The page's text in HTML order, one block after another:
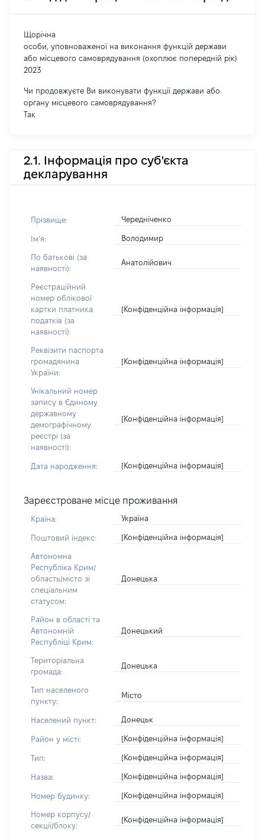
Щорічна
особи, уповноваженої на виконання функцій держави
або місцевого самоврядування (охоплює попередній рік)
2023
Чи продовжуєте Ви виконувати функції держави або
органу місцевого самоврядування?
Так
2.1. Інформація про суб'єкта
декларування
Прізвище: Чередніченко
Імʼя: Володимир
По батькові (за
наявності):
Анатолійович
Реєстраційний
номер облікової
картки платника
податків (за
наявності):
[Конфіденційна інформація]
Реквізити паспорта
громадянина
України:
[Конфіденційна інформація]
Унікальний номер
запису в Єдиному
державному
демографічному
реєстрі (за
наявності):
[Конфіденційна інформація]
Дата народження: [Конфіденційна інформація]
Зареєстроване місце проживання
Країна: Україна
Поштовий індекс: [Конфіденційна інформація]
Автономна
Республіка Крим/
область/місто зі
спеціальним
статусом:
Донецька
Район в області та
Автономній
Республіці Крим:
Донецький
Територіальна
громада:
Донецька
Тип населеного
пункту:
Місто
Населений пункт: Донецьк
Район у місті: [Конфіденційна інформація]
Тип: [Конфіденційна інформація]
Назва: [Конфіденційна інформація]
Номер будинку: [Конфіденційна інформація]
Номер корпусу/
секції/блоку:
[Конфіденційна інформація]